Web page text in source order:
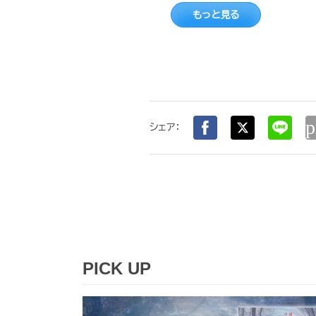
もっと見る
シェア：
PICK UP